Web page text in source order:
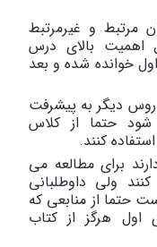
مرتبط و غیرمرتبط
اهمیت بالای درس
خوانده شده و بعد
دیگر به پیشرفت
حتما از کلاس
کنند.
برای مطالعه می
ولی داوطلبانی
حتما از منابعی که
اول هرگز از کتاب